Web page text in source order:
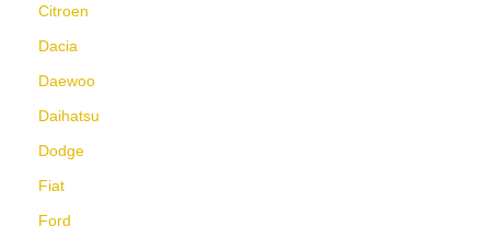
Citroen
Dacia
Daewoo
Daihatsu
Dodge
Fiat
Ford